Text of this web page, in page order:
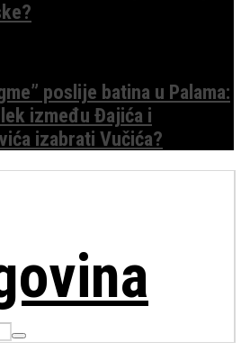
poslije batina u Palama:
između Đajića i
izabrati Vučića?